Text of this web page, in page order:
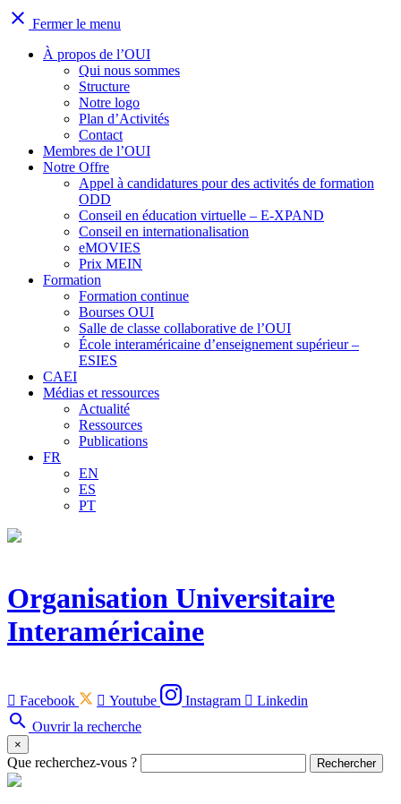
close Fermer le menu
À propos de l’OUI
Qui nous sommes
Structure
Notre logo
Plan d’Activités
Contact
Membres de l’OUI
Notre Offre
Appel à candidatures pour des activités de formation
ODD
Conseil en éducation virtuelle – E-XPAND
Conseil en internationalisation
eMOVIES
Prix MEIN
Formation
Formation continue
Bourses OUI
Salle de classe collaborative de l’OUI
École interaméricaine d’enseignement supérieur –
ESIES
CAEI
Médias et ressources
Actualité
Ressources
Publications
FR
EN
ES
PT
Organisation Universitaire
Interaméricaine
 Facebook  Youtube Instagram  Linkedin
search Ouvrir la recherche
×
Que recherchez-vous ? Rechercher